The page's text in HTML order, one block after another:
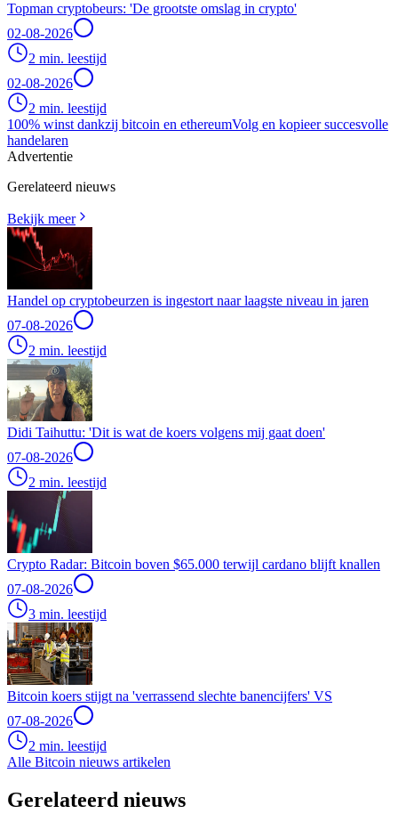
Topman cryptobeurs: 'De grootste omslag in crypto'
02-08-2026
2 min. leestijd
02-08-2026
2 min. leestijd
100% winst dankzij bitcoin en ethereumVolg en kopieer succesvolle
handelaren
Advertentie
Gerelateerd nieuws
Bekijk meer
Handel op cryptobeurzen is ingestort naar laagste niveau in jaren
07-08-2026
2 min. leestijd
Didi Taihuttu: 'Dit is wat de koers volgens mij gaat doen'
07-08-2026
2 min. leestijd
Crypto Radar: Bitcoin boven $65.000 terwijl cardano blijft knallen
07-08-2026
3 min. leestijd
Bitcoin koers stijgt na 'verrassend slechte banencijfers' VS
07-08-2026
2 min. leestijd
Alle Bitcoin nieuws artikelen
Gerelateerd nieuws